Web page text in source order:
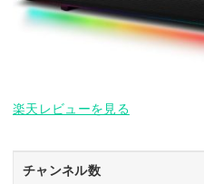
楽天レビューを見る
チャンネル数